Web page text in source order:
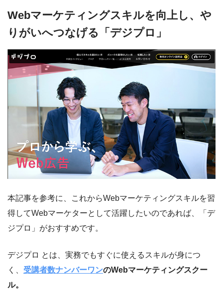
Webマーケティングスキルを向上し、や
りがいへつなげる「デジプロ」
本記事を参考に、これからWebマーケティングスキルを習
得してWebマーケターとして活躍したいのであれば、「デ
ジプロ」がおすすめです。
デジプロ とは、実務でもすぐに使えるスキルが身につ
く、 受講者数ナンバーワンのWebマーケティングスクー
ル。